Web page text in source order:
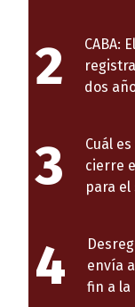
2
CABA:
dos
3
Cuál
cierre
para
4
envía
fin a